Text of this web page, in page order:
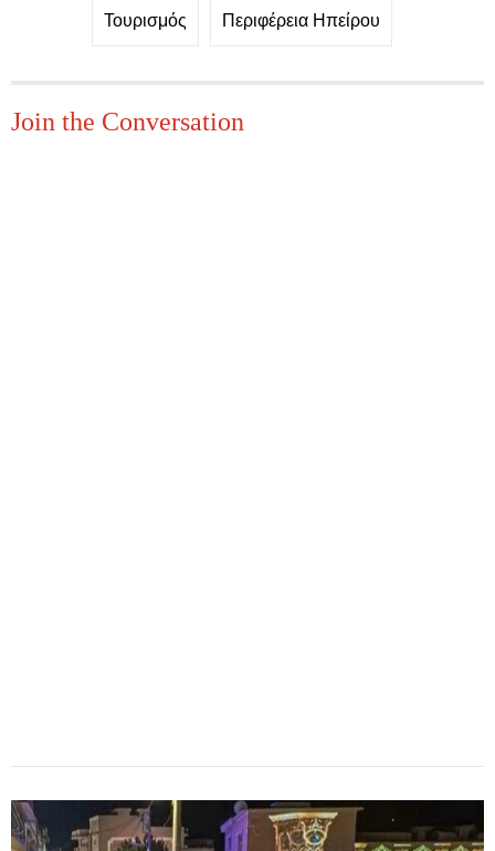
Τουρισμός Περιφέρεια Ηπείρου
Join the Conversation